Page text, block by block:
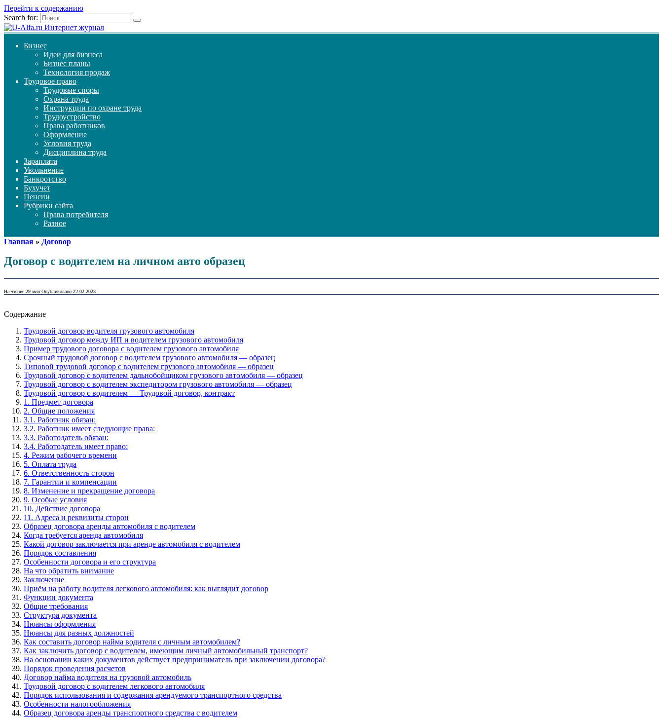
Перейти к содержанию
Search for:
Бизнес
Идеи для бизнеса
Бизнес планы
Технология продаж
Трудовое право
Трудовые споры
Охрана труда
Инструкции по охране труда
Трудоустройство
Права работников
Оформление
Условия труда
Дисциплина труда
Зараплата
Увольнение
Банкротство
Бухучет
Пенсии
Рубрики сайта
Права потребителя
Разное
Главная » Договор
Договор с водителем на личном авто образец
На чтение 29 мин Опубликовано 22.02.2023
Содержание
Трудовой договор водителя грузового автомобиля
Трудовой договор между ИП и водителем грузового автомобиля
Пример трудового договора с водителем грузового автомобиля
Срочный трудовой договор с водителем грузового автомобиля — образец
Типовой трудовой договор с водителем грузового автомобиля — образец
Трудовой договор с водителем дальнобойщиком грузового автомобиля — образец
Трудовой договор с водителем экспедитором грузового автомобиля — образец
Трудовой договор с водителем — Трудовой договор, контракт
1. Предмет договора
2. Общие положения
3.1. Работник обязан:
3.2. Работник имеет следующие права:
3.3. Работодатель обязан:
3.4. Работодатель имеет право:
4. Режим рабочего времени
5. Оплата труда
6. Ответственность сторон
7. Гарантии и компенсации
8. Изменение и прекращение договора
9. Особые условия
10. Действие договора
11. Адреса и реквизиты сторон
Образец договора аренды автомобиля с водителем
Когда требуется аренда автомобиля
Какой договор заключается при аренде автомобиля с водителем
Порядок составления
Особенности договора и его структура
На что обратить внимание
Заключение
Приём на работу водителя легкового автомобиля: как выглядит договор
Функции документа
Общие требования
Структура документа
Нюансы оформления
Нюансы для разных должностей
Как составить договор найма водителя с личным автомобилем?
Как заключить договор с водителем, имеющим личный автомобильный транспорт?
На основании каких документов действует предприниматель при заключении договора?
Порядок проведения расчетов
Договор найма водителя на грузовой автомобиль
Трудовой договор с водителем легкового автомобиля
Порядок использования и содержания арендуемого транспортного средства
Особенности налогообложения
Образец договора аренды транспортного средства с водителем